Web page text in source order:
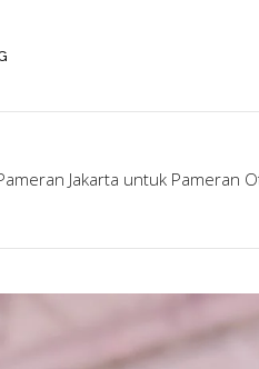
Jakarta untuk Pameran